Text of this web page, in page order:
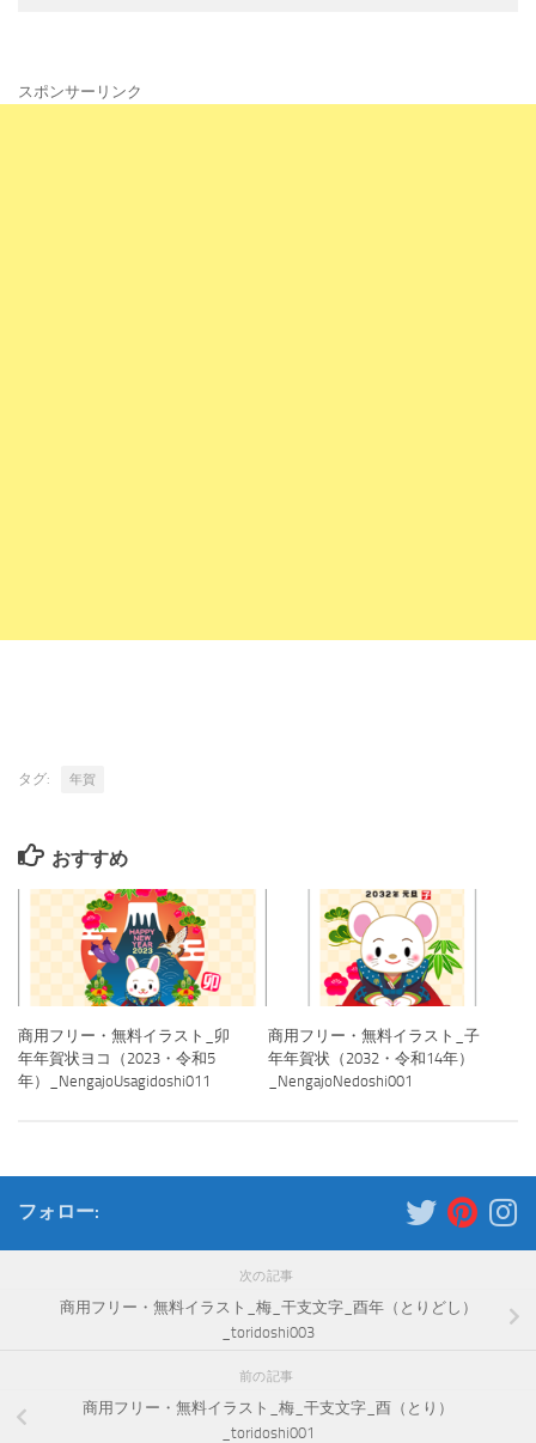
スポンサーリンク
タグ: 年賀
おすすめ
商用フリー・無料イラスト_卯
年年賀状ヨコ（2023・令和5
年）_NengajoUsagidoshi011
商用フリー・無料イラスト_子
年年賀状（2032・令和14年）
_NengajoNedoshi001
フォロー:
次の記事
商用フリー・無料イラスト_梅_干支文字_酉年（とりどし）
_toridoshi003
前の記事
商用フリー・無料イラスト_梅_干支文字_酉（とり）
_toridoshi001